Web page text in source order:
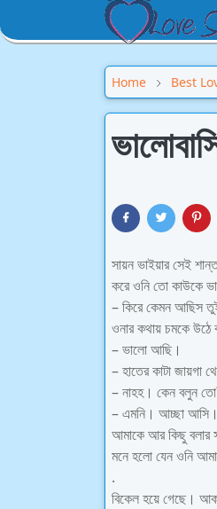
Home Best
সায়ন ভাইয়ার সেই
করে ওনি তো কাউকে
– কিরে কেমন আছিস
ওনার কথায় চমকে উঠে
– ভালো আছি।
– হাতের কাটা জায়গা
– নাহহ। কেন বলুন
– এমনি। আচ্ছা আসি।
আমাকে আর কিছু বলার
মনে হলো যেন ওনি
.
বিকেল হয়ে গেছে।